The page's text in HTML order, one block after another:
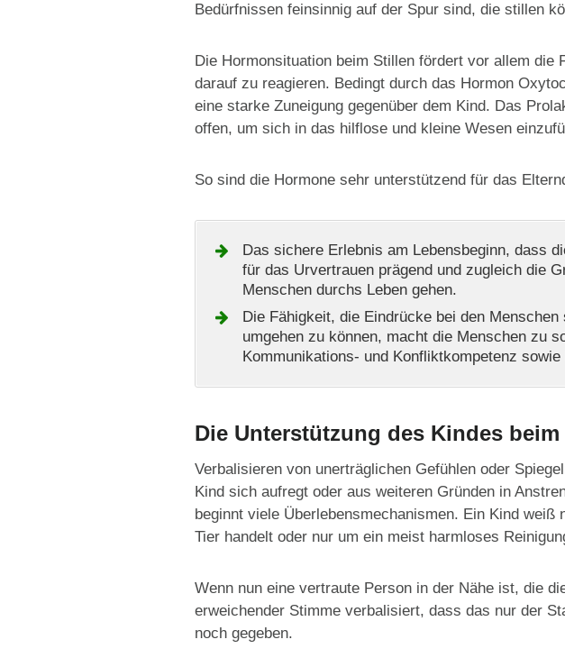
Bedürfnissen feinsinnig auf der Spur sind, die stillen
Die Hormonsituation beim Stillen fördert vor allem die
darauf zu reagieren. Bedingt durch das Hormon
eine starke Zuneigung gegenüber dem Kind. Das
offen, um sich in das hilflose und kleine Wesen
So sind die Hormone sehr unterstützend für das
Das sichere Erlebnis am Lebensbeginn, dass
für das Urvertrauen prägend und zugleich die
Menschen durchs Leben gehen.
Die Fähigkeit, die Eindrücke bei den
umgehen zu können, macht die Menschen zu
Kommunikations- und Konfliktkompetenz sowie
Die Unterstützung des Kindes
Verbalisieren von unerträglichen Gefühlen oder
Kind sich aufregt oder aus weiteren Gründen in
beginnt viele Überlebensmechanismen. Ein Kind
Tier handelt oder nur um ein meist harmloses
Wenn nun eine vertraute Person in der Nähe ist, die
erweichender Stimme verbalisiert, dass das nur der
noch gegeben.